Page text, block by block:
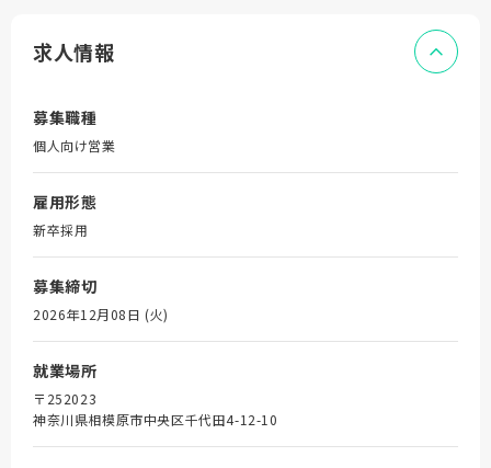
求人情報
募集職種
個人向け営業
雇用形態
新卒採用
募集締切
2026年12月08日 (火)
就業場所
〒252023
神奈川県相模原市中央区千代田4-12-10